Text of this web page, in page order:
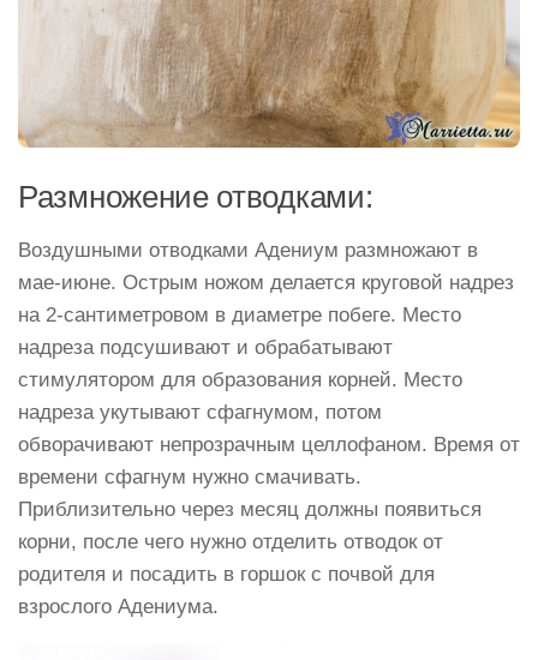
Размножение отводками:
Воздушными отводками Адениум размножают в
мае-июне. Острым ножом делается круговой надрез
на 2-сантиметровом в диаметре побеге. Место
надреза подсушивают и обрабатывают
стимулятором для образования корней. Место
надреза укутывают сфагнумом, потом
обворачивают непрозрачным целлофаном. Время от
времени сфагнум нужно смачивать.
Приблизительно через месяц должны появиться
корни, после чего нужно отделить отводок от
родителя и посадить в горшок с почвой для
взрослого Адениума.